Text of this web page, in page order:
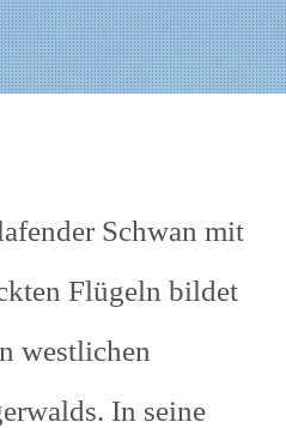
Schwan mit
Flügeln bildet
westlichen
In seine